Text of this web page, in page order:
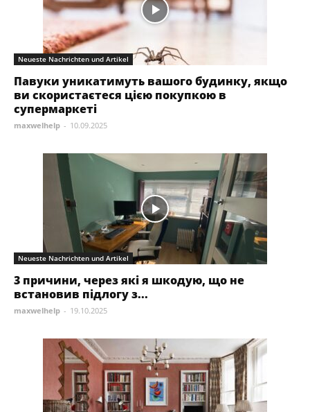
Neueste Nachrichten und Artikel
Павуки уникатимуть вашого будинку, якщо
ви скористаєтеся цією покупкою в
супермаркеті
maxwelhelp - 10.09.2025
Neueste Nachrichten und Artikel
3 причини, через які я шкодую, що не
встановив підлогу з...
maxwelhelp - 19.10.2025